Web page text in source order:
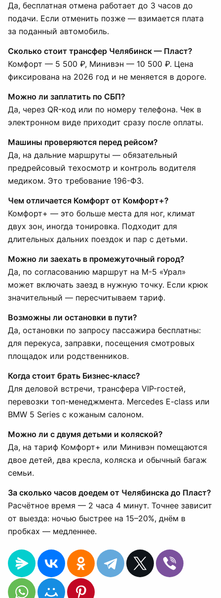
Да, бесплатная отмена работает до 3 часов до
подачи. Если отменить позже — взимается плата
за поданный автомобиль.
Сколько стоит трансфер Челябинск — Пласт?
Комфорт — 5 500 ₽, Минивэн — 10 500 ₽. Цена
фиксирована на 2026 год и не меняется в дороге.
Можно ли заплатить по СБП?
Да, через QR-код или по номеру телефона. Чек в
электронном виде приходит сразу после оплаты.
Машины проверяются перед рейсом?
Да, на дальние маршруты — обязательный
предрейсовый техосмотр и контроль водителя
медиком. Это требование 196-ФЗ.
Чем отличается Комфорт от Комфорт+?
Комфорт+ — это больше места для ног, климат
двух зон, иногда тонировка. Подходит для
длительных дальних поездок и пар с детьми.
Можно ли заехать в промежуточный город?
Да, по согласованию маршрут на М-5 «Урал»
может включать заезд в нужную точку. Если крюк
значительный — пересчитываем тариф.
Возможны ли остановки в пути?
Да, остановки по запросу пассажира бесплатны:
для перекуса, заправки, посещения смотровых
площадок или родственников.
Когда стоит брать Бизнес-класс?
Для деловой встречи, трансфера VIP-гостей,
перевозки топ-менеджмента. Mercedes E-class или
BMW 5 Series с кожаным салоном.
Можно ли с двумя детьми и коляской?
Да, на тариф Комфорт+ или Минивэн помещаются
двое детей, два кресла, коляска и обычный багаж
семьи.
За сколько часов доедем от Челябинска до Пласт?
Расчётное время — 2 часа 4 минут. Точнее зависит
от выезда: ночью быстрее на 15–20%, днём в
пробках — медленнее.